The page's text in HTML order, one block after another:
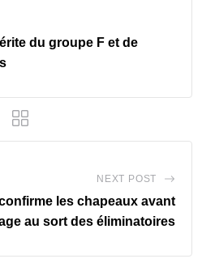
du groupe F et de
NEXT POST
les chapeaux avant
au sort des éliminatoires